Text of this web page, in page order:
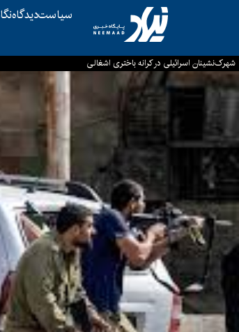
سیاستدیدگاه
شهرک‌نشینان اسرائیلی در کرانه باختری اشغالی